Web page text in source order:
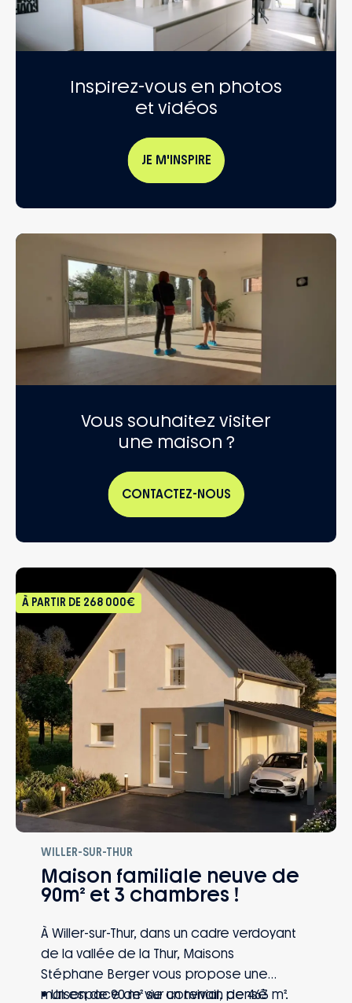
Inspirez-vous en photos
et vidéos
JE M'INSPIRE
Vous souhaitez visiter
une maison ?
CONTACTEZ-NOUS
À PARTIR DE 268 000€
WILLER-SUR-THUR
Maison familiale neuve de
90m² et 3 chambres !
À Willer-sur-Thur, dans un cadre verdoyant
de la vallée de la Thur, Maisons
Stéphane Berger vous propose une
maison de 90 m² sur un terrain de 463 m².
• Un espace de vie convivial, pensé